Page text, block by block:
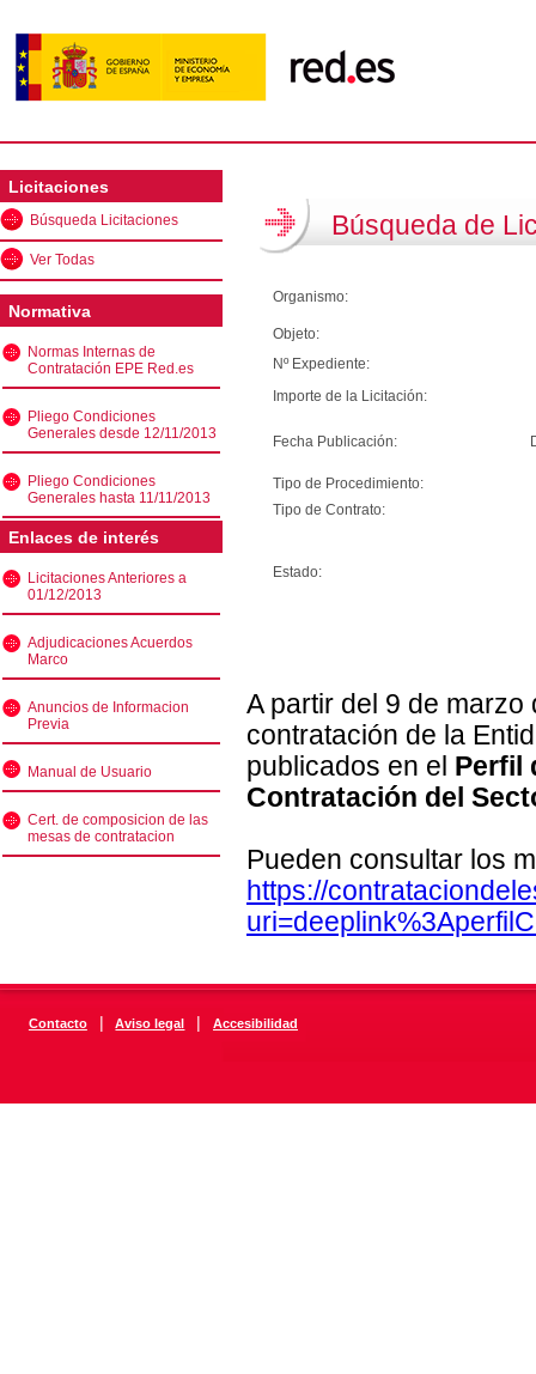
Licitaciones
Búsqueda Licitaciones
Ver Todas
Normativa
Normas Internas de
Contratación EPE Red.es
Pliego Condiciones
Generales desde 12/11/2013
Pliego Condiciones
Generales hasta 11/11/2013
Enlaces de interés
Licitaciones Anteriores a
01/12/2013
Adjudicaciones Acuerdos
Marco
Anuncios de Informacion
Previa
Manual de Usuario
Cert. de composicion de las
mesas de contratacion
Búsqueda de
Organismo:
Objeto:
Nº Expediente:
Importe de la Licitación:
Fecha Publicación:
Tipo de Procedimiento:
Tipo de Contrato:
Estado:
A partir del 9 de
contratación de la
publicados en el Perfil
Contratación del
Pueden consultar los
https://
Contacto | Aviso legal | Accesibilidad